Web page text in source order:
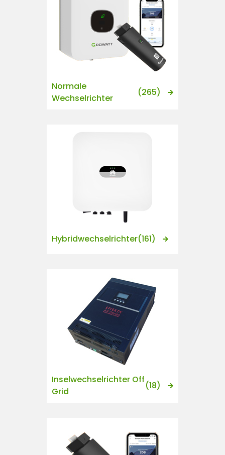
Normale
Wechselrichter
(265)
Hybridwechselrichter(161)
Inselwechselrichter Off
Grid
(18)